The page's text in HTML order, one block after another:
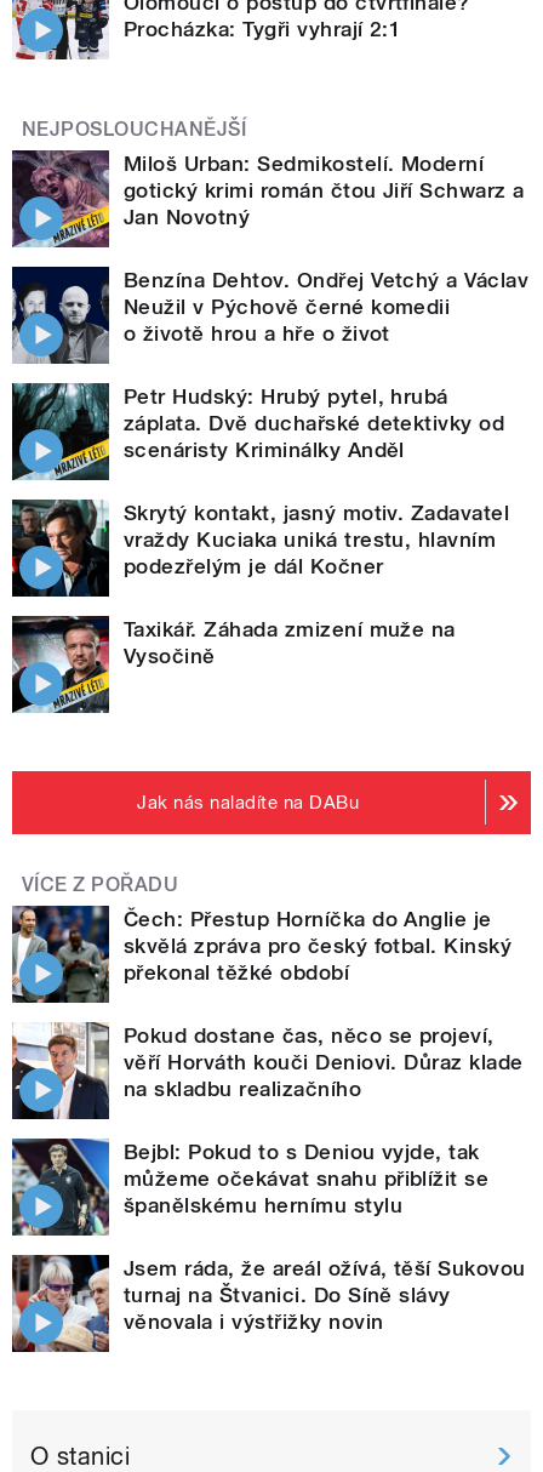
Procházka: Tygři vyhrají 2:1
NEJPOSLOUCHANĚJŠÍ
Miloš Urban: Sedmikostelí. Moderní
gotický krimi román čtou Jiří Schwarz a
Jan Novotný
Benzína Dehtov. Ondřej Vetchý a Václav
Neužil v Pýchově černé komedii
o životě hrou a hře o život
Petr Hudský: Hrubý pytel, hrubá
záplata. Dvě duchařské detektivky od
scenáristy Kriminálky Anděl
Skrytý kontakt, jasný motiv. Zadavatel
vraždy Kuciaka uniká trestu, hlavním
podezřelým je dál Kočner
Taxikář. Záhada zmizení muže na
Vysočině
Jak nás naladíte na DABu
VÍCE Z POŘADU
Čech: Přestup Horníčka do Anglie je
skvělá zpráva pro český fotbal. Kinský
překonal těžké období
Pokud dostane čas, něco se projeví,
věří Horváth kouči Deniovi. Důraz klade
na skladbu realizačního
Bejbl: Pokud to s Deniou vyjde, tak
můžeme očekávat snahu přiblížit se
španělskému hernímu stylu
Jsem ráda, že areál ožívá, těší Sukovou
turnaj na Štvanici. Do Síně slávy
věnovala i výstřižky novin
O stanici